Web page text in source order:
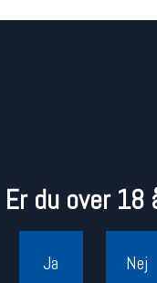
Er du over 18
Ja Nej